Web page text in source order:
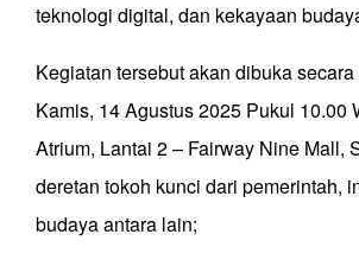
teknologi digital, dan kekayaan
Kegiatan tersebut akan dibuka
Kamis, 14 Agustus 2025 Pukul 10.00
Atrium, Lantai 2 – Fairway Nine Mall,
deretan tokoh kunci dari pemerintah,
budaya antara lain;